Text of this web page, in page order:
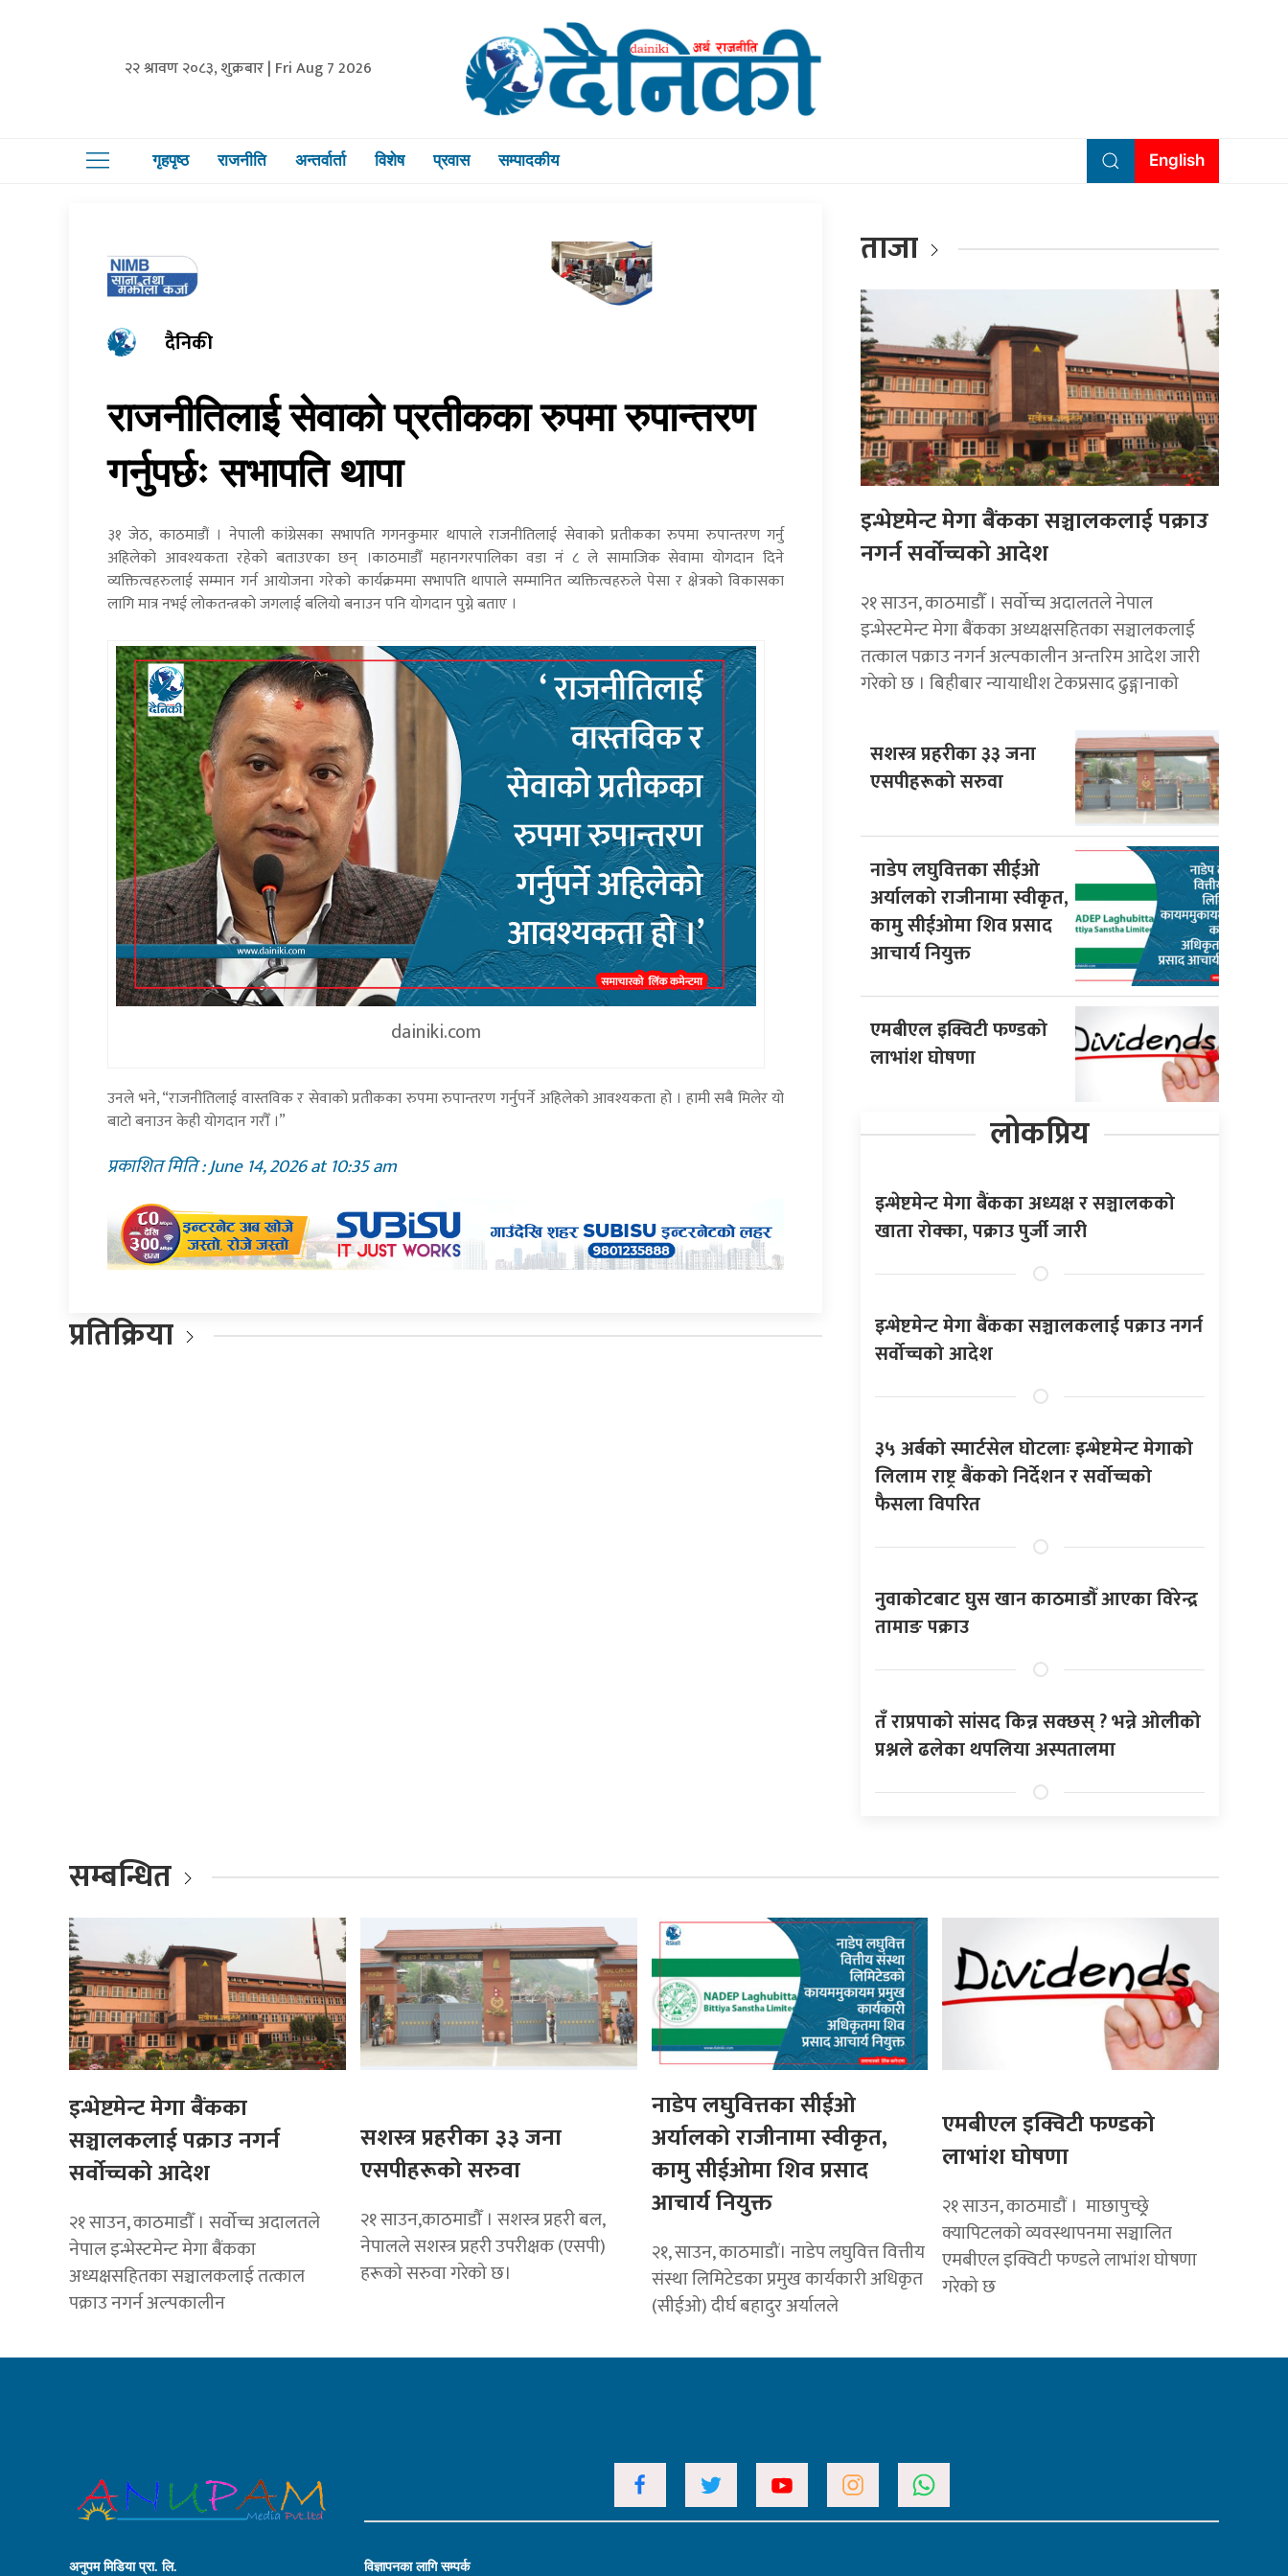
२२ श्रावण २०८३, शुक्रबार | Fri Aug 7 2026
गृहपृष्ठ राजनीति अन्तर्वार्ता विशेष प्रवास सम्पादकीय English
दैनिकी
राजनीतिलाई सेवाको प्रतीकका रुपमा रुपान्तरण
गर्नुपर्छः सभापति थापा
३१ जेठ, काठमाडौं । नेपाली कांग्रेसका सभापति गगनकुमार थापाले राजनीतिलाई सेवाको प्रतीकका रुपमा रुपान्तरण गर्नु
अहिलेको आवश्यकता रहेको बताउएका छन् ।काठमाडौँ महानगरपालिका वडा नं ८ ले सामाजिक सेवामा योगदान दिने
व्यक्तित्वहरुलाई सम्मान गर्न आयोजना गरेको कार्यक्रममा सभापति थापाले सम्मानित व्यक्तित्वहरुले पेसा र क्षेत्रको विकासका
लागि मात्र नभई लोकतन्त्रको जगलाई बलियो बनाउन पनि योगदान पुग्ने बताए ।
dainiki.com
उनले भने, “राजनीतिलाई वास्तविक र सेवाको प्रतीकका रुपमा रुपान्तरण गर्नुपर्ने अहिलेको आवश्यकता हो । हामी सबै मिलेर यो
बाटो बनाउन केही योगदान गरौँ ।”
प्रकाशित मिति : June 14, 2026 at 10:35 am
प्रतिक्रिया
ताजा
इन्भेष्टमेन्ट मेगा बैंकका सञ्चालकलाई पक्राउ
नगर्न सर्वोच्चको आदेश
२१ साउन, काठमाडाैँ । सर्वोच्च अदालतले नेपाल
इन्भेस्टमेन्ट मेगा बैंकका अध्यक्षसहितका सञ्चालकलाई
तत्काल पक्राउ नगर्न अल्पकालीन अन्तरिम आदेश जारी
गरेको छ । बिहीबार न्यायाधीश टेकप्रसाद ढुङ्गानाको
सशस्त्र प्रहरीका ३३ जना
एसपीहरूको सरुवा
नाडेप लघुवित्तका सीईओ
अर्यालको राजीनामा स्वीकृत,
कामु सीईओमा शिव प्रसाद
आचार्य नियुक्त
एमबीएल इक्विटी फण्डको
लाभांश घोषणा
लोकप्रिय
इन्भेष्टमेन्ट मेगा बैंकका अध्यक्ष र सञ्चालकको
खाता रोक्का, पक्राउ पुर्जी जारी
इन्भेष्टमेन्ट मेगा बैंकका सञ्चालकलाई पक्राउ नगर्न
सर्वोच्चको आदेश
३५ अर्बको स्मार्टसेल घोटलाः इन्भेष्टमेन्ट मेगाको
लिलाम राष्ट्र बैंकको निर्देशन र सर्वोच्चको
फैसला विपरित
नुवाकोटबाट घुस खान काठमाडौँ आएका विरेन्द्र
तामाङ पक्राउ
तँ राप्रपाको सांसद किन्न सक्छस् ? भन्ने ओलीको
प्रश्नले ढलेका थपलिया अस्पतालमा
सम्बन्धित
इन्भेष्टमेन्ट मेगा बैंकका
सञ्चालकलाई पक्राउ नगर्न
सर्वोच्चको आदेश
२१ साउन, काठमाडाैँ । सर्वोच्च अदालतले
नेपाल इन्भेस्टमेन्ट मेगा बैंकका
अध्यक्षसहितका सञ्चालकलाई तत्काल
पक्राउ नगर्न अल्पकालीन
सशस्त्र प्रहरीका ३३ जना
एसपीहरूको सरुवा
२१ साउन,काठमाडौँ । सशस्त्र प्रहरी बल,
नेपालले सशस्त्र प्रहरी उपरीक्षक (एसपी)
हरूको सरुवा गरेको छ।
नाडेप लघुवित्तका सीईओ
अर्यालको राजीनामा स्वीकृत,
कामु सीईओमा शिव प्रसाद
आचार्य नियुक्त
२१, साउन, काठमाडौं। नाडेप लघुवित्त वित्तीय
संस्था लिमिटेडका प्रमुख कार्यकारी अधिकृत
(सीईओ) दीर्घ बहादुर अर्यालले
एमबीएल इक्विटी फण्डको
लाभांश घोषणा
२१ साउन, काठमाडाैं । माछापुच्छ्र्रे
क्यापिटलको व्यवस्थापनमा सञ्चालित
एमबीएल इक्विटी फण्डले लाभांश घोषणा
गरेको छ
अनुपम मिडिया प्रा. लि. विज्ञापनका लागि सम्पर्क